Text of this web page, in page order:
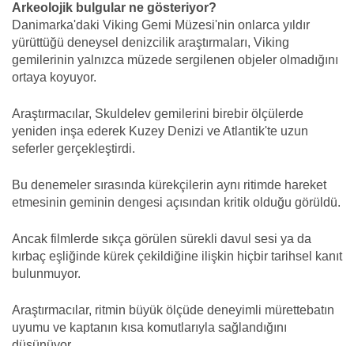
Arkeolojik bulgular ne gösteriyor?
Danimarka'daki Viking Gemi Müzesi'nin onlarca yıldır
yürüttüğü deneysel denizcilik araştırmaları, Viking
gemilerinin yalnızca müzede sergilenen objeler olmadığını
ortaya koyuyor.
Araştırmacılar, Skuldelev gemilerini birebir ölçülerde
yeniden inşa ederek Kuzey Denizi ve Atlantik'te uzun
seferler gerçekleştirdi.
Bu denemeler sırasında kürekçilerin aynı ritimde hareket
etmesinin geminin dengesi açısından kritik olduğu görüldü.
Ancak filmlerde sıkça görülen sürekli davul sesi ya da
kırbaç eşliğinde kürek çekildiğine ilişkin hiçbir tarihsel kanıt
bulunmuyor.
Araştırmacılar, ritmin büyük ölçüde deneyimli mürettebatın
uyumu ve kaptanın kısa komutlarıyla sağlandığını